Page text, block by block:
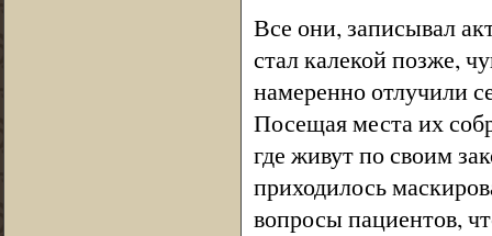
Все они, записывал
стал калекой позже,
намеренно отлучили
Посещая места их
где живут по своим
приходилось
вопросы пациентов,